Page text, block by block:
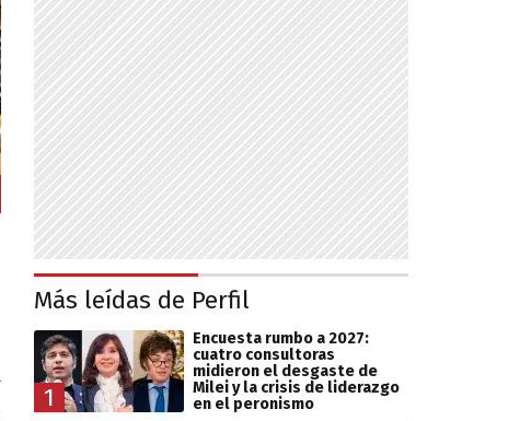
Más leídas de Perfil
1
Encuesta rumbo a 2027:
cuatro consultoras
midieron el desgaste de
Milei y la crisis de liderazgo
en el peronismo